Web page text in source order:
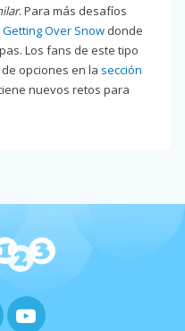
. Para más desafíos
Getting Over Snow donde
Los fans de este tipo
opciones en la sección
nuevos retos para